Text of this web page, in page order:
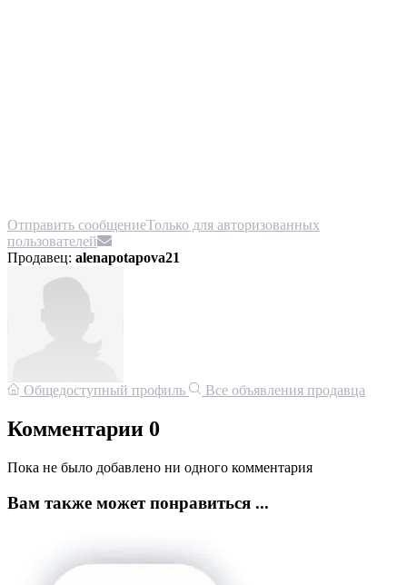
Отправить сообщениеТолько для авторизованных
пользователей
Продавец: alenapotapova21
Общедоступный профиль Все объявления продавца
Комментарии 0
Пока не было добавлено ни одного комментария
Вам также может понравиться ...